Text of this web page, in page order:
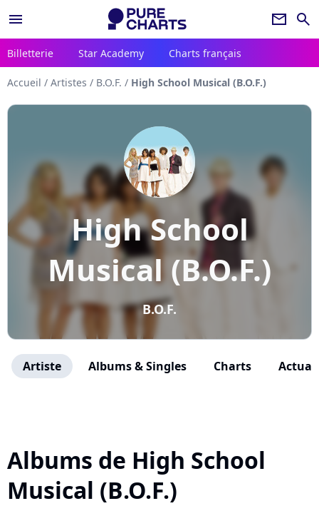
menu newsletter search
Billetterie Star Academy Charts français
Accueil / Artistes / B.O.F. / High School Musical (B.O.F.)
High School
Musical (B.O.F.)
B.O.F.
Artiste Albums & Singles Charts
Albums de High School
Musical (B.O.F.)